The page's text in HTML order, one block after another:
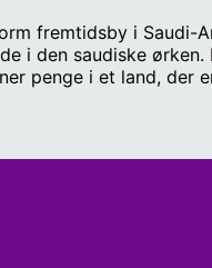
fremtidsby i Saudi-
i den saudiske
penge i et land, der
og sidst i